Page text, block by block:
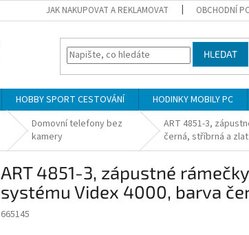
JAK NAKUPOVAT A REKLAMOVAT OBCHODNÍ
HLEDAT
HOBBY SPORT CESTOVÁNÍ HODINKY MOBILY PC
Domovní telefony bez
kamery
ART 4851-3,
černá, stříbrná a
ART 4851-3, zápustné
systému Videx 4000, barva
665145